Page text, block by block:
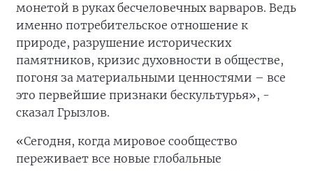
монетой в руках бесчеловечных варваров. Ведь
именно потребительское отношение к
природе, разрушение исторических
памятников, кризис духовности в обществе,
погоня за материальными ценностями – все
это первейшие признаки бескультурья», -
сказал Грызлов.
«Сегодня, когда мировое сообщество
переживает все новые глобальные